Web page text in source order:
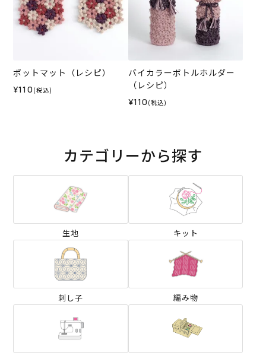
ポットマット（レシピ）
¥110 (税込)
バイカラーボトルホルダー
（レシピ）
¥110 (税込)
カテゴリーから探す
生地 キット
刺し子 編み物